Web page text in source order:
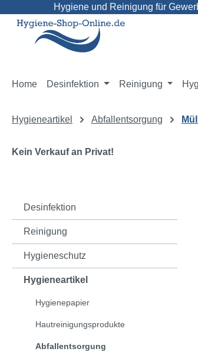
Hauptinhalt springen
Zur Suche springen
Zur Hauptnavigation springen
Hygiene und Reinigung für
Home Desinfektion Reinigung
Hygieneartikel Abfallentsorgung
Kein Verkauf an Privat!
Desinfektion
Reinigung
Hygieneschutz
Hygieneartikel
Hygienepapier
Hautreinigungsprodukte
Abfallentsorgung